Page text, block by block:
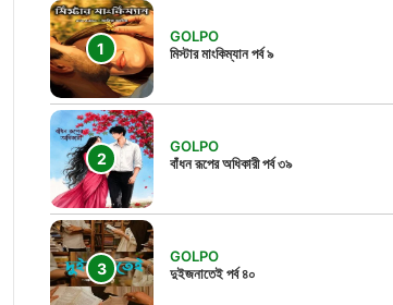
GOLPO
মিস্টার মাংকিম্যান পর্ব ৯
GOLPO
বাঁধন রূপের অধিকারী পর্ব ৩৯
GOLPO
দুইজনাতেই পর্ব ৪০